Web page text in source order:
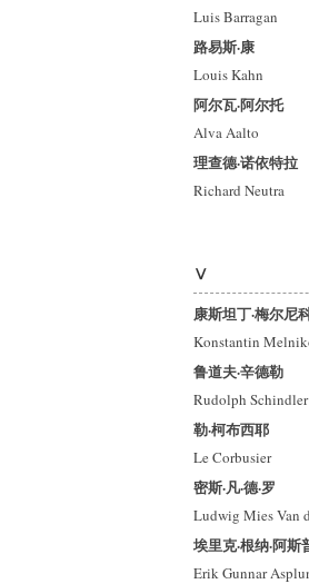
Luis Barragan
路易斯·康
Louis Kahn
阿尔瓦·阿尔托
Alva Aalto
理查德·诺依特拉
Richard Neutra
Ⅴ
康斯坦丁·梅尔尼
Konstantin
鲁道夫·辛德勒
Rudolph Schindler
勒·柯布西耶
Le Corbusier
密斯·凡·德·罗
Ludwig Mies Van
埃里克·根纳·阿斯
Erik Gunnar